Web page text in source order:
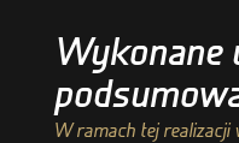
Wykonane
W ramach tej